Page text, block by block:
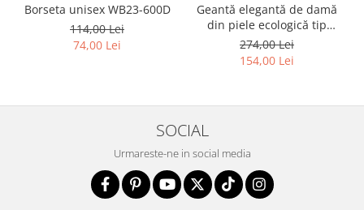
Borseta unisex WB23-600D
114,00 Lei
74,00 Lei
Geantă elegantă de damă
din piele ecologică tip
borseta - Peterson PTR-PTN
MIS-05-5050 L.BE
274,00 Lei
154,00 Lei
SOCIAL
Urmareste-ne in social media